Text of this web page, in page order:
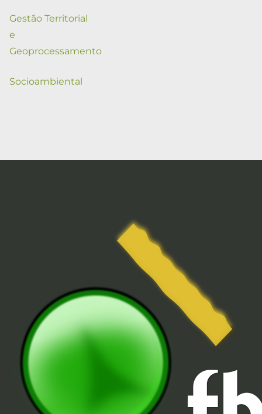
Gestão Territorial
e
Geoprocessamento
Socioambiental